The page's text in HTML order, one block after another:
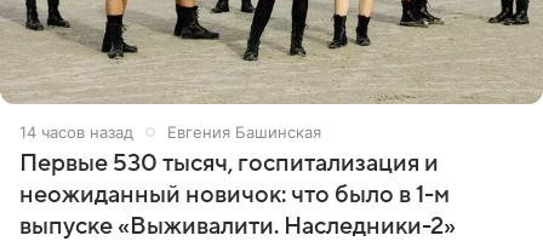
14 часов назад Евгения Башинская
Первые 530 тысяч, госпитализация и
неожиданный новичок: что было в 1-м
выпуске «Выживалити. Наследники-2»